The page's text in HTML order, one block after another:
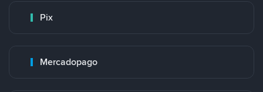
Pix
Mercadopago